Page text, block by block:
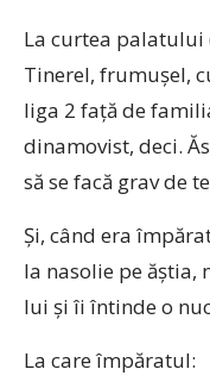
La curtea
Tinerel, frumușel,
liga 2 față de
dinamovist, deci.
să se facă grav de
Și, când era
la nasolie pe ăștia,
lui și îi întinde o
La care împăratul: